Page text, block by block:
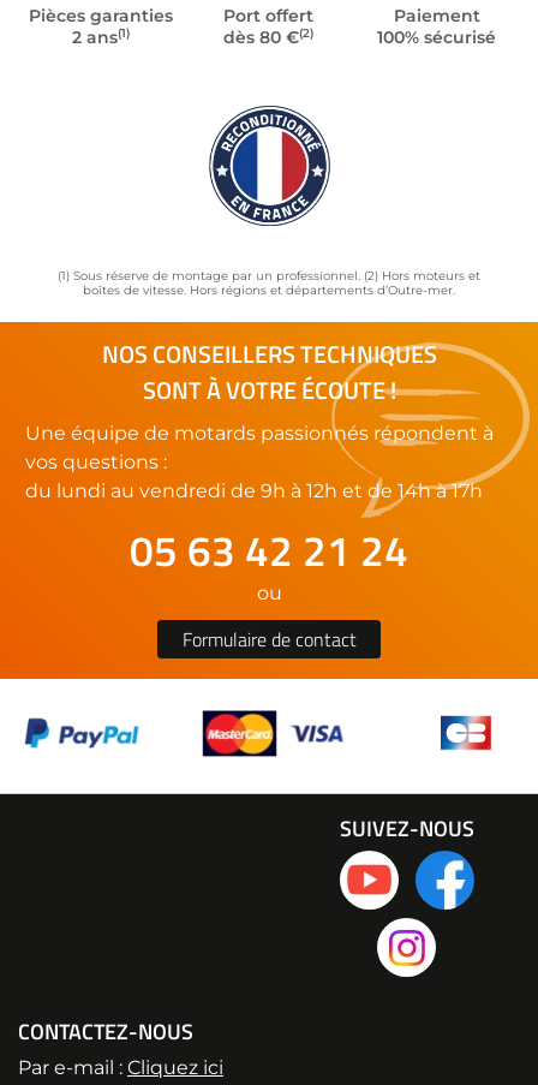
Pièces garanties
2 ans(1)
Port offert
dès 80 €(2)
Paiement
100% sécurisé
(1) Sous réserve de montage par un professionnel. (2) Hors moteurs et
boîtes de vitesse. Hors régions et départements d’Outre-mer.
NOS CONSEILLERS TECHNIQUES
SONT À VOTRE ÉCOUTE !
Une équipe de motards passionnés répondent à
vos questions :
du lundi au vendredi de 9h à 12h et de 14h à 17h
05 63 42 21 24
ou
Formulaire de contact
CONTACTEZ-NOUS
Par e-mail : Cliquez ici
SUIVEZ-NOUS